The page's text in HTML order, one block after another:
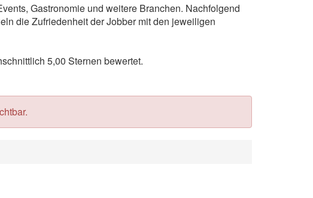
Gastronomie und weitere Branchen. Nachfolgend
die Zufriedenheit der Jobber mit den jeweiligen
5,00 Sternen bewertet.